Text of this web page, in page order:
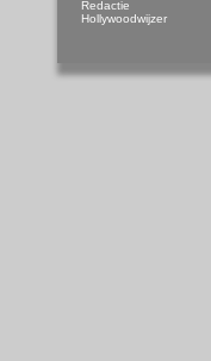
Redactie
Hollywoodwijzer